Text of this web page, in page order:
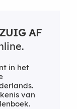
ZUIG AF
in het
van